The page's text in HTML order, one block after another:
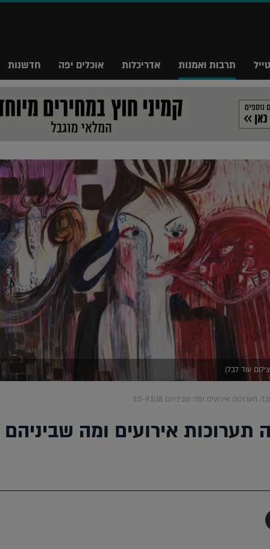
תרבות ואמנות אדריכלות אוכלים יפה חדשנות
עוד לבל)
תערוכות אירועים ומה שביניהם 3.5-9.5.18
תערוכות אירועים ומה שביניהם